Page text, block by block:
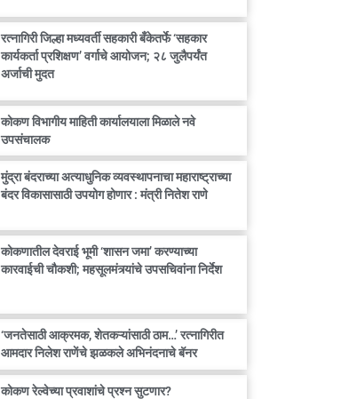
रत्नागिरी जिल्हा मध्यवर्ती सहकारी बँकेतर्फे ‘सहकार
कार्यकर्ता प्रशिक्षण’ वर्गाचे आयोजन; २८ जुलैपर्यंत
अर्जाची मुदत
कोकण विभागीय माहिती कार्यालयाला मिळाले नवे
उपसंचालक
मुंद्रा बंदराच्या अत्याधुनिक व्यवस्थापनाचा महाराष्ट्राच्या
बंदर विकासासाठी उपयोग होणार : मंत्री नितेश राणे
कोकणातील देवराई भूमी ‘शासन जमा’ करण्याच्या
कारवाईची चौकशी; महसूलमंत्र्यांचे उपसचिवांना निर्देश
‘जनतेसाठी आक्रमक, शेतकऱ्यांसाठी ठाम…’ रत्नागिरीत
आमदार निलेश राणेंचे झळकले अभिनंदनाचे बॅनर
कोकण रेल्वेच्या प्रवाशांचे प्रश्न सुटणार?